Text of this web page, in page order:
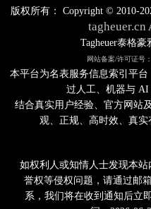
版权所有： Copyright © 2010-
tagheuer.cn
Tagheuer泰格
网站备案/许可证号
本平台为名表服务信息索引平
过人工、机器与 AI
结合真实用户经验、官方网站
观、正规、高时效、真
如权利人或知情人士发现本
誉权等侵权问题，请通过邮
系，我们将在收到通知后立